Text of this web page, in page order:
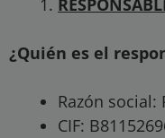
¿Quién es el
Razón social:
CIF: